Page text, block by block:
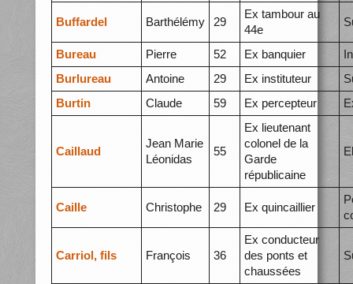
Buffardel Barthélémy 29
Ex tambour au
44e
Bureau Pierre 52 Ex banquier
Burlureau
Antoine 29 Ex instituteur
Burtin
Claude 59 Ex percepteur
Caillaud
Jean Marie
Léonidas
55
Ex lieutenant
colonel de la
Garde
républicaine
Caille Christophe 29 Ex quincaillier
Carriol, fils François 36
Ex conducteur
des ponts et
chaussées